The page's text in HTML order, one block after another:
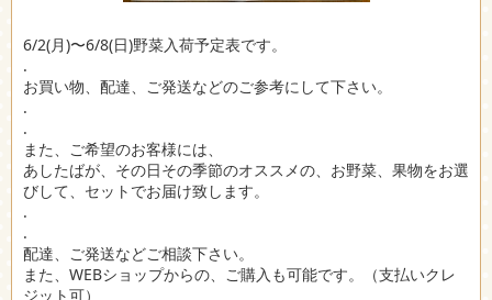
6/2(月)〜6/8(日)野菜入荷予定表です。
.
お買い物、配達、ご発送などのご参考にして下さい。
.
.
また、ご希望のお客様には、
あしたばが、その日その季節のオススメの、お野菜、果物をお選
びして、セットでお届け致します。
.
.
配達、ご発送などご相談下さい。
また、WEBショップからの、ご購入も可能です。（支払いクレ
ジット可）